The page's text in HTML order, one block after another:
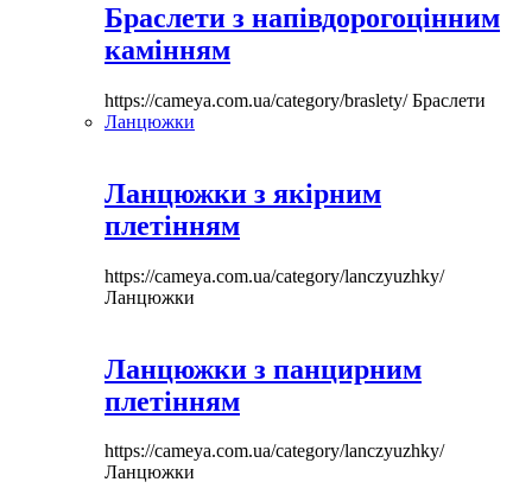
Браслети з напівдорогоцінним
камінням
https://cameya.com.ua/category/braslety/Браслети
Ланцюжки
Ланцюжки з якірним
плетінням
https://cameya.com.ua/category/lanczyuzhky/
Ланцюжки
Ланцюжки з панцирним
плетінням
https://cameya.com.ua/category/lanczyuzhky/
Ланцюжки